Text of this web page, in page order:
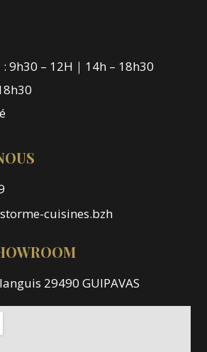
9h30 – 12H｜14h – 18h30
cuisines.bzh
29490 GUIPAVAS